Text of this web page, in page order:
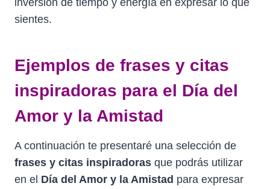
sientes.
Ejemplos de frases y citas
inspiradoras para el Día del
Amor y la Amistad
A continuación te presentaré una selección de
frases y citas inspiradoras que podrás utilizar
en el Día del Amor y la Amistad para expresar